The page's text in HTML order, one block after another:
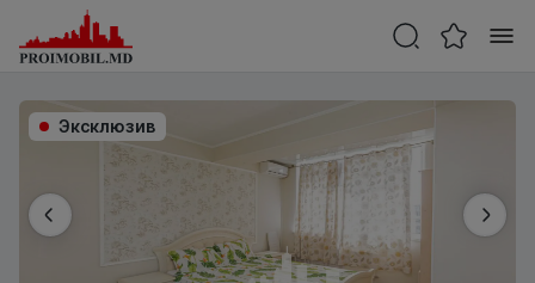
Эксклюзив